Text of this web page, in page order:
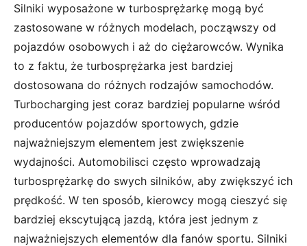
Silniki wyposażone w turbosprężarkę mogą być
zastosowane w różnych modelach, począwszy od
pojazdów osobowych i aż do ciężarowców. Wynika
to z faktu, że turbosprężarka jest bardziej
dostosowana do różnych rodzajów samochodów.
Turbocharging jest coraz bardziej popularne wśród
producentów pojazdów sportowych, gdzie
najważniejszym elementem jest zwiększenie
wydajności. Automobilisci często wprowadzają
turbosprężarkę do swych silników, aby zwiększyć ich
prędkość. W ten sposób, kierowcy mogą cieszyć się
bardziej ekscytującą jazdą, która jest jednym z
najważniejszych elementów dla fanów sportu. Silniki